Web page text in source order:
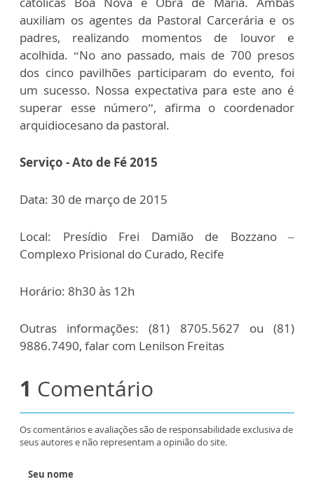
auxiliam os agentes da Pastoral Carcerária e os
padres, realizando momentos de louvor e
acolhida. “No ano passado, mais de 700 presos
dos cinco pavilhões participaram do evento, foi
um sucesso. Nossa expectativa para este ano é
superar esse número”, afirma o coordenador
arquidiocesano da pastoral.
Serviço - Ato de Fé 2015
Data: 30 de março de 2015
Local: Presídio Frei Damião de Bozzano –
Complexo Prisional do Curado, Recife
Horário: 8h30 às 12h
Outras informações: (81) 8705.5627 ou (81)
9886.7490, falar com Lenilson Freitas
1 Comentário
Os comentários e avaliações são de responsabilidade exclusiva de
seus autores e não representam a opinião do site.
Seu nome